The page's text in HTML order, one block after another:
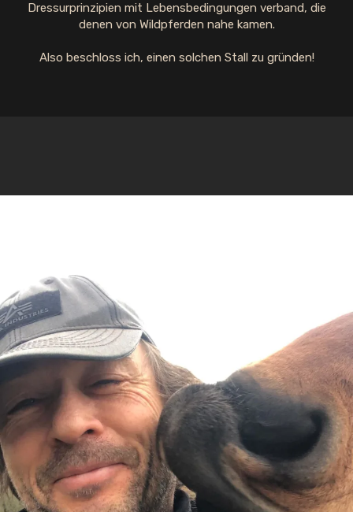
Dressurprinzipien mit Lebensbedingungen verband, die
denen von Wildpferden nahe kamen.
Also beschloss ich, einen solchen Stall zu gründen!